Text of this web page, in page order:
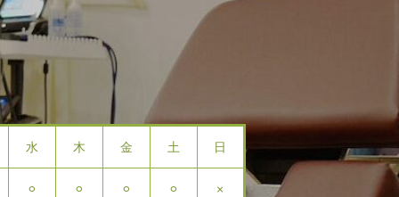
水 木 金 土 日
⚪︎ ⚪︎ ⚪︎ ⚪︎ ×